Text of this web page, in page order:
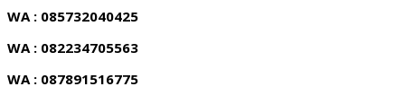
WA : 085732040425
WA : 082234705563
WA : 087891516775